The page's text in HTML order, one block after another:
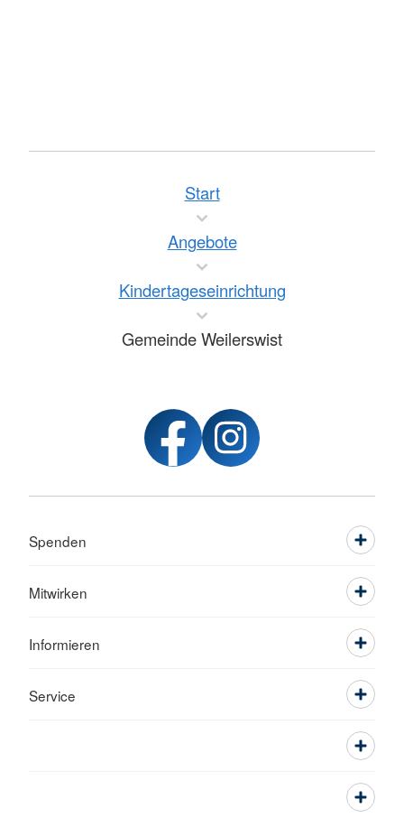
Start
Angebote
Kindertageseinrichtung
Gemeinde Weilerswist
Spenden
Mitwirken
Informieren
Service